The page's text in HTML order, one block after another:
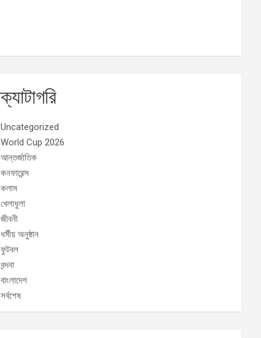
ক্যাটাগরি
Uncategorized
World Cup 2026
আন্তর্জাতিক
কনফারেন্স
কলাম
খেলাধুলা
জীবনী
ধর্মীয় অনুষ্ঠান
ফুটবল
বন্দনা
বাংলাদেশ
সর্বশেষ